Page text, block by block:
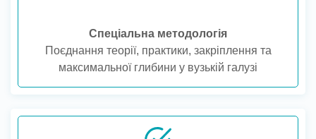
Спеціальна методологія
Поєднання теорії, практики, закріплення та
максимальної глибини у вузькій галузі